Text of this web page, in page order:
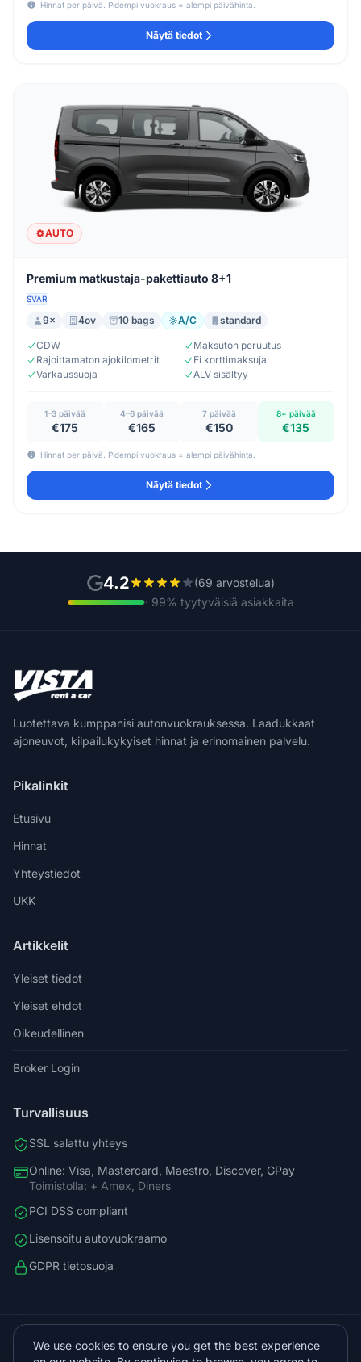
Hinnat per päivä. Pidempi vuokraus = alempi päivähinta.
Näytä tiedot
AUTO
Premium matkustaja-pakettiauto 8+1
SVAR
9× 4ov 10 bags A/C standard
CDW
Maksuton peruutus
Rajoittamaton ajokilometrit
Ei korttimaksuja
Varkaussuoja
ALV sisältyy
1–3 päivää
€175
4–6 päivää
€165
7 päivää
€150
8+ päivää
€135
Hinnat per päivä. Pidempi vuokraus = alempi päivähinta.
Näytä tiedot
4.2
(69 arvostelua)
· 99% tyytyväisiä asiakkaita
Luotettava kumppanisi autonvuokrauksessa. Laadukkaat
ajoneuvot, kilpailukykyiset hinnat ja erinomainen palvelu.
Pikalinkit
Etusivu
Hinnat
Yhteystiedot
UKK
Artikkelit
Yleiset tiedot
Yleiset ehdot
Oikeudellinen
Broker Login
Turvallisuus
SSL salattu yhteys
Online: Visa, Mastercard, Maestro, Discover, GPay
Toimistolla: + Amex, Diners
PCI DSS compliant
Lisensoitu autovuokraamo
GDPR tietosuoja
info@vista.hr
We use cookies to ensure you get the best experience